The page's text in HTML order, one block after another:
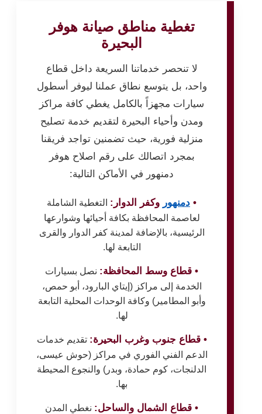
تغطية مناطق صيانة هوفر
البحيرة
لا تنحصر خدماتنا السريعة داخل قطاع
واحد، بل يتوسع نطاق عملنا ليوفر أسطول
سيارات مجهزاً بالكامل يغطي كافة مراكز
ومدن وأحياء البحيرة لتقديم خدمة تصليح
منزلية فورية، حيث تضمنين تواجد فريقنا
بمجرد اتصالك على رقم اصلاح هوفر
دمنهور في الأماكن التالية:
• دمنهور وكفر الدوار: التغطية الشاملة
لعاصمة المحافظة بكافة أحيائها وشوارعها
الرئيسية، بالإضافة لمدينة كفر الدوار والقرى
التابعة لها.
• قطاع وسط المحافظة: نصل بسيارات
الخدمة إلى مراكز (إيتاي البارود، أبو حمص،
وأبو المطامير) وكافة الوحدات المحلية التابعة
لها.
• قطاع جنوب وغرب البحيرة: تقديم خدمات
الدعم الفني الفوري في مراكز (حوش عيسى،
الدلنجات، كوم حمادة، وبدر) والنجوع المحيطة
بها.
• قطاع الشمال والساحل: نغطي المدن